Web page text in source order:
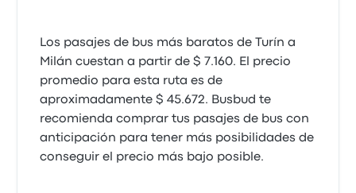
Los pasajes de bus más baratos de Turín a
Milán cuestan a partir de $ 7.160. El precio
promedio para esta ruta es de
aproximadamente $ 45.672. Busbud te
recomienda comprar tus pasajes de bus con
anticipación para tener más posibilidades de
conseguir el precio más bajo posible.